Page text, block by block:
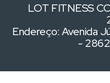
LOT FITNESS
Endereço: Avenida
-